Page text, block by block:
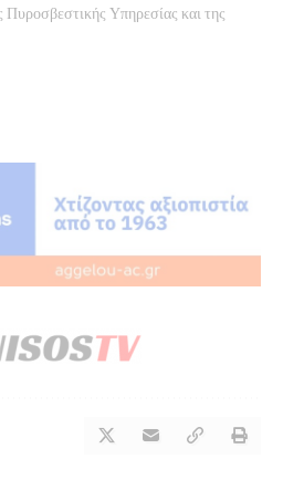
Υπηρεσίας και της